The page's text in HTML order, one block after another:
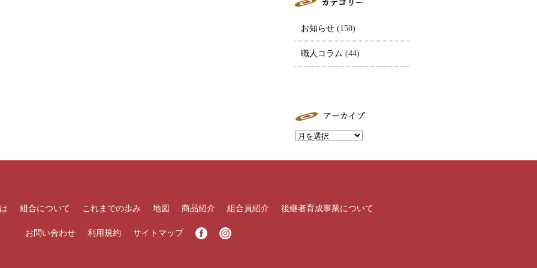
お知らせ(150)
職人コラム (44)
組合について これまでの歩み 地図 商品紹介 組合員紹介 後継者育成事業について
お問い合わせ 利用規約 サイトマップ